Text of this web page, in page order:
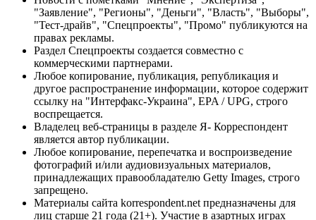
"Заявление", "Регионы", "Деньги", "Власть", "Выборы",
"Тест-драйв", "Спецпроекты", "Промо" публикуются на
правах рекламы.
Раздел Спецпроекты создается совместно с
коммерческими партнерами.
Любое копирование, публикация, републикация и
другое распространение информации, которое содержит
ссылку на "Интерфакс-Украина", EPA / UPG, строго
воспрещается.
Владелец веб-страницы в разделе Я- Корреспондент
является автор публикации.
Любое копирование, перепечатка и воспроизведение
фотографий и/или аудиовизуальных материалов,
принадлежащих правообладателю Getty Images, строго
запрещено.
Материалы сайта korrespondent.net предназначены для
лиц старше 21 года (21+). Участие в азартных играх